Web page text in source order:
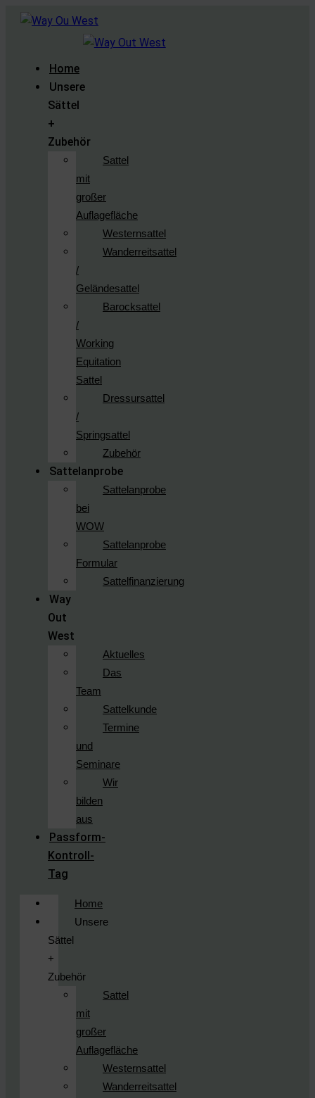
Home
Unsere
Sättel
+
Zubehör
Sattel
mit
großer
Auflagefläche
Westernsattel
Wanderreitsattel
/
Geländesattel
Barocksattel
/
Working
Equitation
Sattel
Dressursattel
/
Springsattel
Zubehör
Sattelanprobe
Sattelanprobe
bei
WOW
Sattelanprobe
Formular
Sattelfinanzierung
Way
Out
West
Aktuelles
Das
Team
Sattelkunde
Termine
und
Seminare
Wir
bilden
aus
Passform-
Kontroll-
Tag
Home
Unsere
Sättel
+
Zubehör
Sattel
mit
großer
Auflagefläche
Westernsattel
Wanderreitsattel